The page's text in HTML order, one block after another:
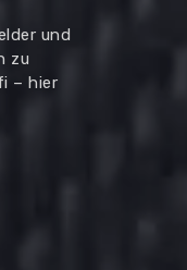
und
zu
– hier